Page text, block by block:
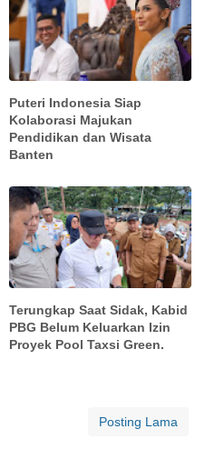
Puteri Indonesia Siap
Kolaborasi Majukan
Pendidikan dan Wisata
Banten
Terungkap Saat Sidak, Kabid
PBG Belum Keluarkan Izin
Proyek Pool Taxsi Green.
Posting Lama